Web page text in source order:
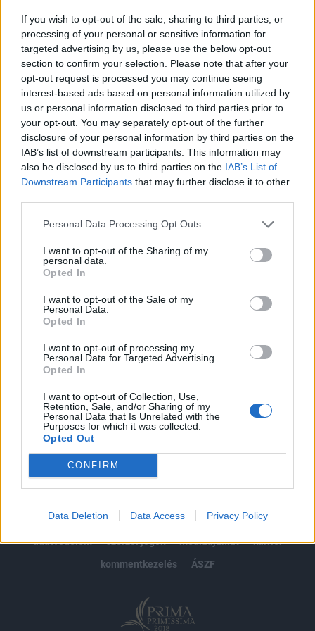
If you wish to opt-out of the sale, sharing to third parties, or
processing of your personal or sensitive information for
targeted advertising by us, please use the below opt-out
section to confirm your selection. Please note that after your
opt-out request is processed you may continue seeing
interest-based ads based on personal information utilized by
us or personal information disclosed to third parties prior to
your opt-out. You may separately opt-out of the further
disclosure of your personal information by third parties on the
IAB’s list of downstream participants. This information may
also be disclosed by us to third parties on the IAB’s List of
Downstream Participants that may further disclose it to other
Personal Data Processing Opt Outs
I want to opt-out of the Sharing of my
personal data.
Opted In
I want to opt-out of the Sale of my
Personal Data.
Opted In
I want to opt-out of processing my
Personal Data for Targeted Advertising.
Opted In
I want to opt-out of Collection, Use,
Retention, Sale, and/or Sharing of my
Personal Data that Is Unrelated with the
Purposes for which it was collected.
Opted Out
CONFIRM
Data Deletion Data Access Privacy Policy
Az üzemanyagok területén valóban aggasztó hírek jönnek
– közölte Gulyás Gergely. Kérdésre válaszolva elmondta,
hogy akkor lesznek kénytelenek az ársapkákon változtatni,
ha az ellátásbiztonság veszélybe kerül. Most a Molnak kell
választ adnia arra, hogy hogy az ellátásbiztonságot képes-
e garantálni, vagy sem. Eddig a Mol képes volt előállítani a
szükséges üzemanyagot...
KEDVES OLVASÓNK!
A keresett cikk a portfolio.hu hírarchívumához
tartozik, melynek olvasása előfizetéses
regisztrációhoz kötött.
Az előfizetés a következőket tartalmazza:
Portfolio.hu teljes cikkarchívum
Kötéslisták: BÉT elmúlt 2 év napon belüli
kötéslistái
impresszum
jogi nyilatkozat
süti beállítások
adatvédelem
szerzői jogok médiaajánlat
karrier
kommentkezelés
ÁSZF